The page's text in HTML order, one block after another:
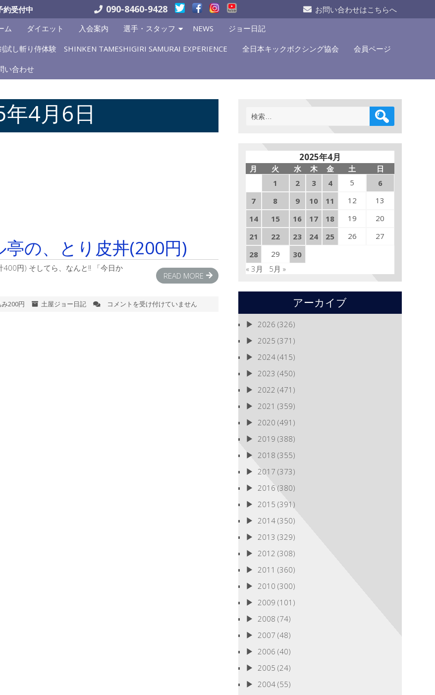
約受付中 090-8460-9428
お問い合わせはこちらへ
ム
ダイエット 入会案内 選手・スタッフ NEWS ジョー日記
試し斬り侍体験 SHINKEN TAMESHIGIRI SAMURAI EXPERIENCE 全日本キックボクシング協会 会員ページ
い合わせ
4月6日
の、とり皮丼(200円)
円) そしてら、なんと!! 「今日か
READ MORE
200円 土屋ジョー日記
量
コメントを受け付けていません
検
索:
2025年4月
月 火 水 木 金 土
日
1
2 3 4 5
6
7
8 9 10 11 12
13
14
15 16 17 18 19
20
21
22 23 24 25 26
27
28
29
30
« 3月
5月 »
アーカイブ
2026 (326)
2025 (371)
2024(415)
2023 (450)
2022 (471)
2021 (359)
2020 (491)
2019 (388)
2018 (355)
2017 (373)
2016 (380)
2015 (391)
2014(350)
2013 (329)
2012 (308)
2011 (360)
2010 (300)
2009 (101)
2008 (74)
2007 (48)
2006 (40)
2005 (24)
2004(55)